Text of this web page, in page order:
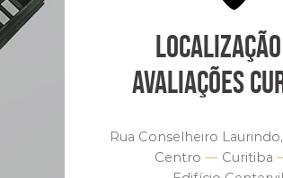
AVALIAÇÕES
Rua Conselheiro
Centro —Curitiba